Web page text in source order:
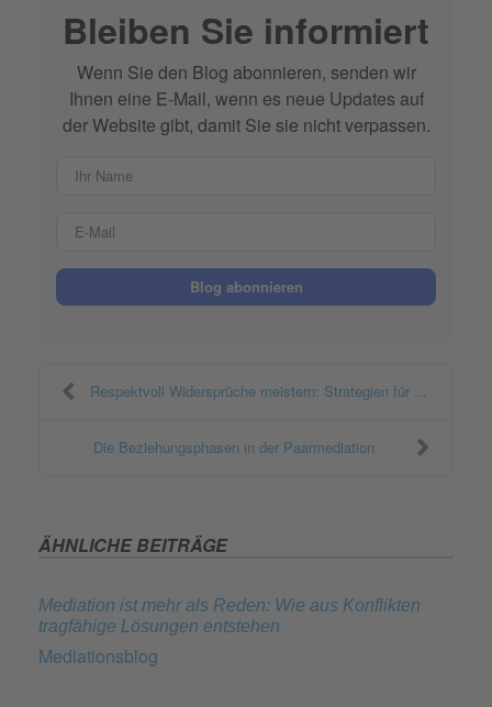
Bleiben Sie informiert
Wenn Sie den Blog abonnieren, senden wir
Ihnen eine E-Mail, wenn es neue Updates auf
der Website gibt, damit Sie sie nicht verpassen.
Blog abonnieren
Respektvoll Widersprüche meistern: Strategien für ...
Die Beziehungsphasen in der Paarmediation
ÄHNLICHE BEITRÄGE
Mediation ist mehr als Reden: Wie aus Konflikten
tragfähige Lösungen entstehen
Mediationsblog